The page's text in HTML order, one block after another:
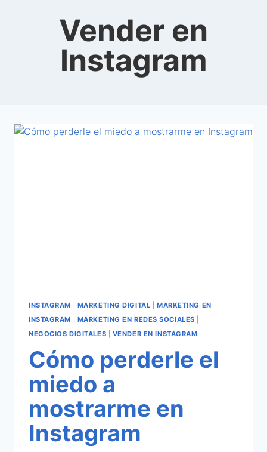
Vender en
Instagram
INSTAGRAM MARKETING DIGITAL
MARKETING EN
INSTAGRAM
MARKETING EN REDES SOCIALES
NEGOCIOS DIGITALES
VENDER EN INSTAGRAM
Cómo perderle el
miedo a
mostrarme en
Instagram